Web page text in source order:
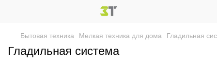
Бытовая техника Мелкая техника для дома Гладильная
Гладильная система